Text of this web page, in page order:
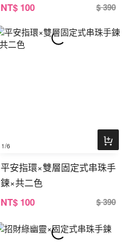
NT$ 100 $ 390
1/6
平安指環×雙層固定式串珠手
鍊×共二色
NT$ 100 $ 390